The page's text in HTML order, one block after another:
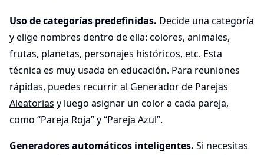
Uso de categorías predefinidas. Decide una categoría
y elige nombres dentro de ella: colores, animales,
frutas, planetas, personajes históricos, etc. Esta
técnica es muy usada en educación. Para reuniones
rápidas, puedes recurrir al Generador de Parejas
Aleatorias y luego asignar un color a cada pareja,
como “Pareja Roja” y “Pareja Azul”.
Generadores automáticos inteligentes. Si necesitas